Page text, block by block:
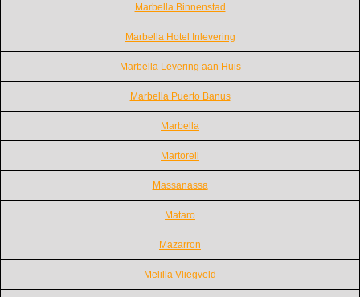
Marbella Binnenstad
Marbella Hotel Inlevering
Marbella Levering aan Huis
Marbella Puerto Banus
Marbella
Martorell
Massanassa
Mataro
Mazarron
Melilla Vliegveld